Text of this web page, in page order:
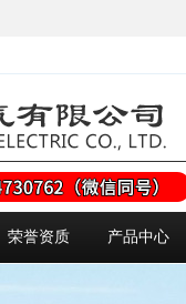
荣誉资质 产品中心